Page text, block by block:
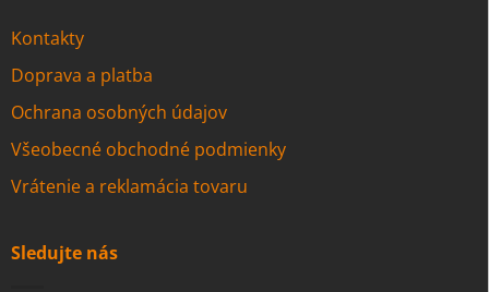
Kontakty
Doprava a platba
Ochrana osobných údajov
Všeobecné obchodné podmienky
Vrátenie a reklamácia tovaru
Sledujte nás